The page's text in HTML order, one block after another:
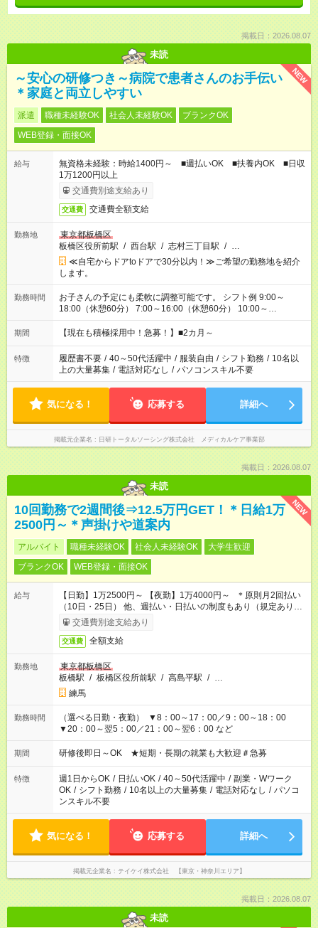
掲載日：2026.08.07
未読
NEW
～安心の研修つき～病院で患者さんのお手伝い
＊家庭と両立しやすい
派遣 職種未経験OK 社会人未経験OK
ブランクOK
WEB登録・面接OK
給与
無資格未経験：時給1400円～ ■週払いOK ■扶養内OK ■日収
1万1200円以上
交通費別途支給あり
交通費 交通費全額支給
勤務地
東京都板橋区
板橋区役所前駅 / 西台駅 / 志村三丁目駅 / …
≪自宅からドアtoドアで30分以内！≫ご希望の勤務地を紹介
します。
勤務時間
お子さんの予定にも柔軟に調整可能です。 シフト例 9:00～
18:00（休憩60分） 7:00～16:00（休憩60分） 10:00～
19:00（休憩60分） ※Wワーク希望の方へ 今ご覧のお仕事で希
望する勤務時間と、もう1つのお仕事の勤務時間の合計が 週40
期間 【現在も積極採用中！急募！】■2カ月～
特徴 履歴書不要 / 40～50代活躍中 / 服装自由 / シフト勤務 / 10名以
上の大量募集 / 電話対応なし / パソコンスキル不要
気になる！ 応募する 詳細へ
掲載元企業名 日研トータルソーシング株式会社 メディカルケア事業部
掲載日：2026.08.07
未読
NEW
10回勤務で2週間後⇒12.5万円GET！＊日給1万
2500円～＊声掛けや道案内
アルバイト 職種未経験OK 社会人未経験OK
大学生歓迎
ブランクOK
WEB登録・面接OK
給与
【日勤】1万2500円～ 【夜勤】1万4000円～ ＊原則月2回払い
（10日・25日） 他、週払い・日払いの制度もあり（規定あり）
＃日収1万円以上
交通費別途支給あり
交通費 全額支給
勤務地
東京都板橋区
板橋駅 / 板橋区役所前駅 / 高島平駅 / …
練馬
勤務時間
（選べる日勤・夜勤） ▼8：00～17：00／9：00～18：00
▼20：00～翌5：00／21：00～翌6：00 など
期間 研修後即日～OK ★短期・長期の就業も大歓迎＃急募
特徴 週1日からOK / 日払いOK / 40～50代活躍中 / 副業・Wワーク
OK / シフト勤務 / 10名以上の大量募集 / 電話対応なし / パソコ
ンスキル不要
気になる！ 応募する 詳細へ
掲載元企業名 テイケイ株式会社 【東京・神奈川エリア】
掲載日：2026.08.07
未読